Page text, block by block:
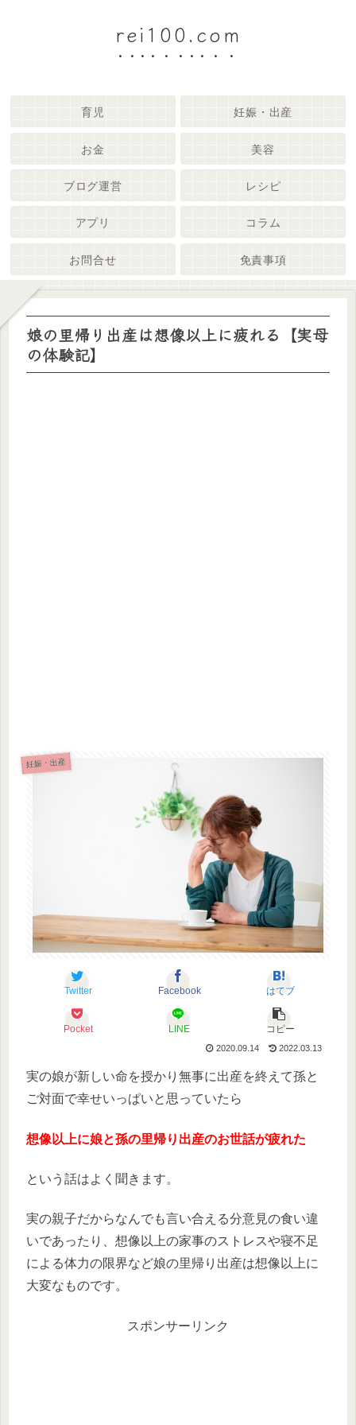
rei100.com
育児 妊娠・出産
お金 美容
ブログ運営 レシピ
アプリ コラム
お問合せ 免責事項
娘の里帰り出産は想像以上に疲れる【実母
の体験記】
妊娠・出産
Twitter Facebook はてブ
Pocket LINE コピー
2020.09.14 2022.03.13
実の娘が新しい命を授かり無事に出産を終えて孫と
ご対面で幸せいっぱいと思っていたら
想像以上に娘と孫の里帰り出産のお世話が疲れた
という話はよく聞きます。
実の親子だからなんでも言い合える分意見の食い違
いであったり、想像以上の家事のストレスや寝不足
による体力の限界など娘の里帰り出産は想像以上に
大変なものです。
スポンサーリンク